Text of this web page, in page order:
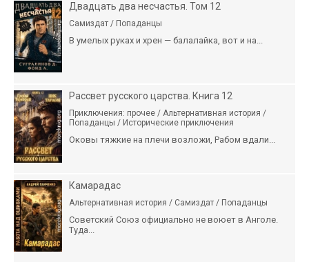
Двадцать два несчастья. Том 12
Самиздат / Попаданцы
В умелых руках и хрен — балалайка, вот и на...
Рассвет русского царства. Книга 12
Приключения: прочее / Альтернативная история /
Попаданцы / Исторические приключения
Оковы тяжкие на плечи возложи, Рабом вдали...
Камарадас
Альтернативная история / Самиздат / Попаданцы
Советский Союз официально не воюет в Анголе.
Туда...